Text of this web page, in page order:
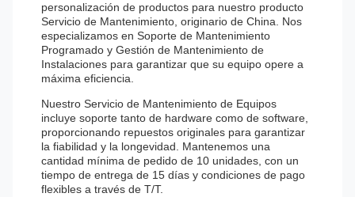
personalización de productos para nuestro producto
Servicio de Mantenimiento, originario de China. Nos
especializamos en Soporte de Mantenimiento
Programado y Gestión de Mantenimiento de
Instalaciones para garantizar que su equipo opere a
máxima eficiencia.
Nuestro Servicio de Mantenimiento de Equipos
incluye soporte tanto de hardware como de software,
proporcionando repuestos originales para garantizar
la fiabilidad y la longevidad. Mantenemos una
cantidad mínima de pedido de 10 unidades, con un
tiempo de entrega de 15 días y condiciones de pago
flexibles a través de T/T.